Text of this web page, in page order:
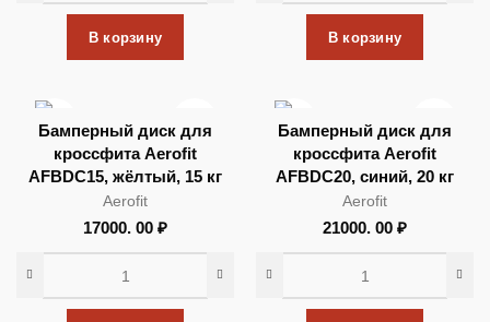
В корзину В корзину
Бамперный диск для
кроссфита Aerofit
AFBDC15, жёлтый, 15 кг
Aerofit
17000. 00 ₽
Бамперный диск для
кроссфита Aerofit
AFBDC20, синий, 20 кг
Aerofit
21000. 00 ₽